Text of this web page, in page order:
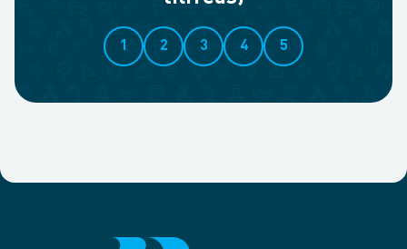
1 2 3 4 5